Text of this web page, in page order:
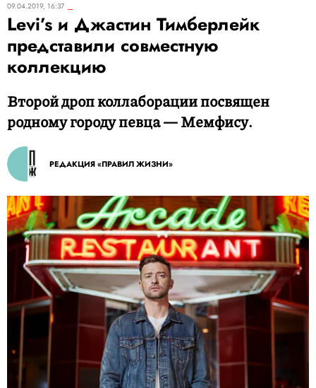
09.04.2019, 16:37
Levi’s и Джастин Тимберлейк
представили совместную
коллекцию
Второй дроп коллаборации посвящен
родному городу певца — Мемфису.
РЕДАКЦИЯ «ПРАВИЛ ЖИЗНИ»